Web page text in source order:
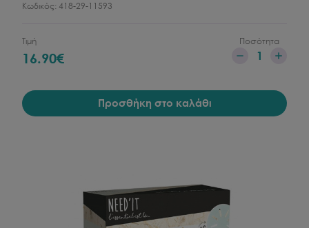
Κωδικός: 418-29-11593
Τιμή
16.90€
Ποσότητα
1
Προσθήκη στο καλάθι